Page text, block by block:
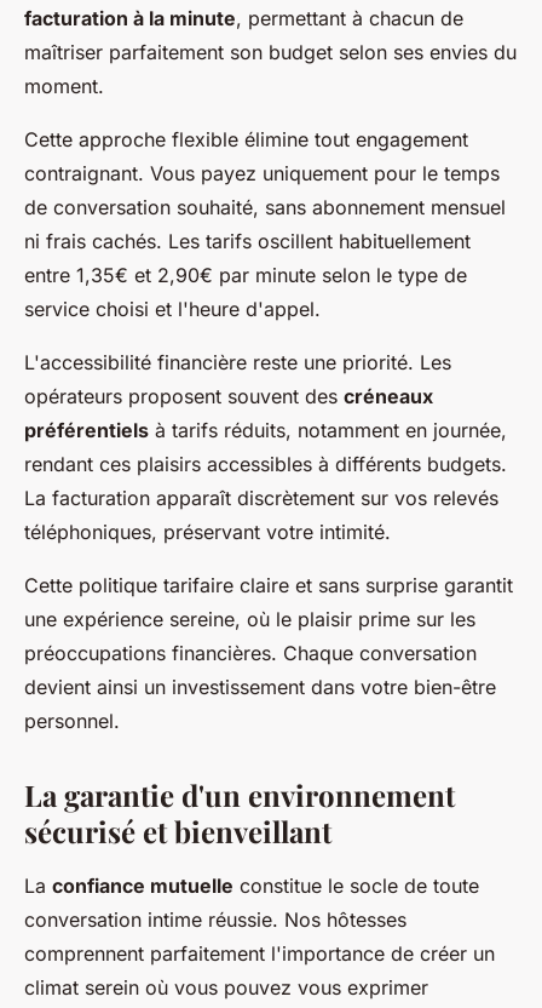
facturation à la minute, permettant à chacun de
maîtriser parfaitement son budget selon ses envies du
moment.
Cette approche flexible élimine tout engagement
contraignant. Vous payez uniquement pour le temps
de conversation souhaité, sans abonnement mensuel
ni frais cachés. Les tarifs oscillent habituellement
entre 1,35€ et 2,90€ par minute selon le type de
service choisi et l'heure d'appel.
L'accessibilité financière reste une priorité. Les
opérateurs proposent souvent des créneaux
préférentiels à tarifs réduits, notamment en journée,
rendant ces plaisirs accessibles à différents budgets.
La facturation apparaît discrètement sur vos relevés
téléphoniques, préservant votre intimité.
Cette politique tarifaire claire et sans surprise garantit
une expérience sereine, où le plaisir prime sur les
préoccupations financières. Chaque conversation
devient ainsi un investissement dans votre bien-être
personnel.
La garantie d'un environnement
sécurisé et bienveillant
La confiance mutuelle constitue le socle de toute
conversation intime réussie. Nos hôtesses
comprennent parfaitement l'importance de créer un
climat serein où vous pouvez vous exprimer